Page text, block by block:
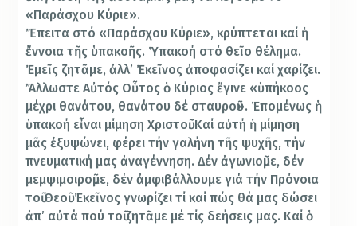
«Παράσχου Κύριε».
Ἔπειτα στό «Παράσχου Κύριε», κρύπτεται καί ἡ
ἔννοια τῆς ὑπακοῆς. Ὑπακοή στό θεῖο θέλημα.
Ἐμεῖς ζητᾶμε, ἀλλ’ Ἐκεῖνος ἀποφασίζει καί χαρίζει.
Ἄλλωστε Αὐτός Οὗτος ὁ Κύριος ἔγινε «ὑπήκοος
μέχρι θανάτου, θανάτου δέ σταυροῦ». Ἑπομένως ἡ
ὑπακοή εἶναι μίμηση Χριστοῦ. Καί αὐτή ἡ μίμηση
μᾶς ἐξυψώνει, φέρει τήν γαλήνη τῆς ψυχῆς, τήν
πνευματική μας ἀναγέννηση. Δέν ἀγωνιοῦμε, δέν
μεμψιμοιροῦμε, δέν ἀμφιβάλλουμε γιά τήν Πρόνοια
τοῦ Θεοῦ. Ἐκεῖνος γνωρίζει τί καί πώς θά μας δώσει
ἀπ’ αὐτά πού τοῦ ζητᾶμε μέ τίς δεήσεις μας. Καί ὁ